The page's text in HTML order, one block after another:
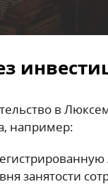
в
например:
занятости